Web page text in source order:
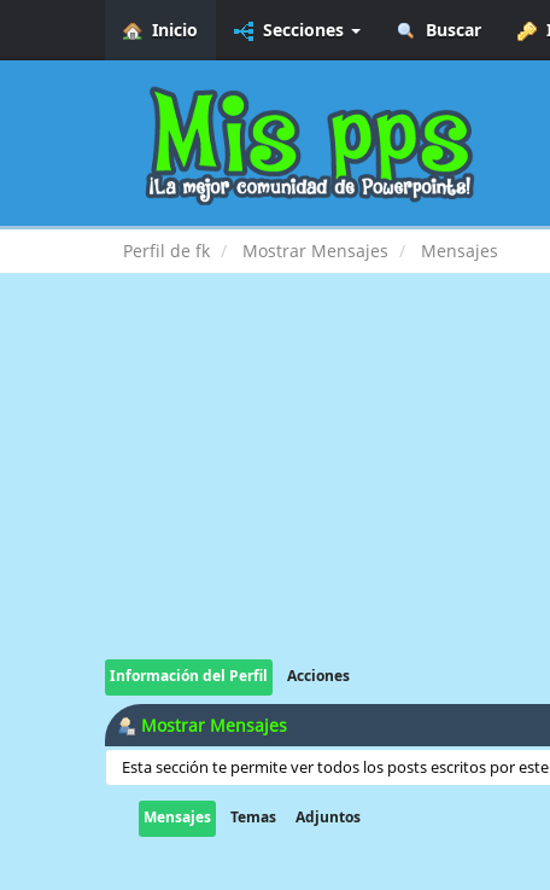
Inicio Secciones Buscar
Perfil de fk Mostrar Mensajes Mensajes
Información del Perfil Acciones
Mostrar Mensajes
Esta sección te permite ver todos los posts escritos por
Mensajes Temas Adjuntos